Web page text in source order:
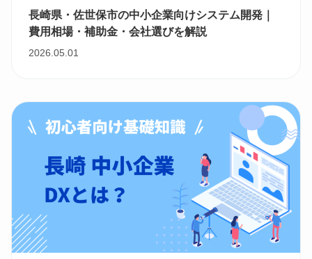
長崎県・佐世保市の中小企業向けシステム開発｜
費用相場・補助金・会社選びを解説
2026.05.01